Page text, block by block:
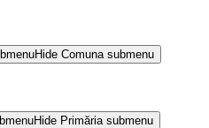
Hide Comuna submenu
Hide Primăria submenu